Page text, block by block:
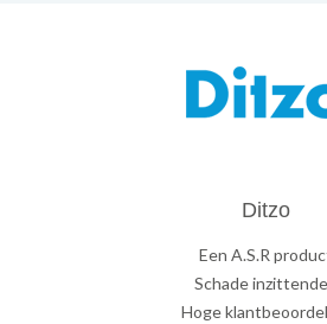
Ditzo
Een A.S.R
Schade
Hoge